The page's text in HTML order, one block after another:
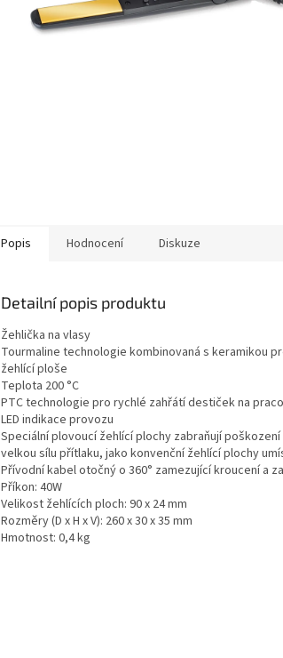
Popis Hodnocení Diskuze
Detailní popis produktu
Žehlička na vlasy
Tourmaline technologie kombinovaná s keramikou
žehlící ploše
Teplota 200 °C
PTC technologie pro rychlé zahřátí destiček na
LED indikace provozu
Speciální plovoucí žehlící plochy zabraňují
velkou sílu přítlaku, jako konvenční žehlící plochy
Přívodní kabel otočný o 360° zamezující kroucení a
Příkon: 40W
Velikost žehlících ploch: 90 x 24 mm
Rozměry (D x H x V): 260 x 30 x 35 mm
Hmotnost: 0,4 kg